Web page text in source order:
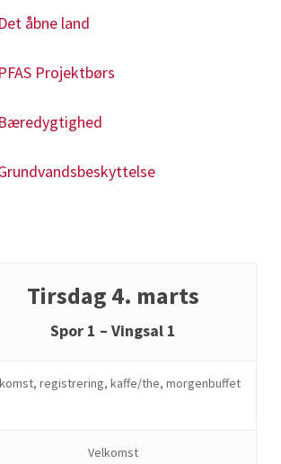
åbne land
Projektbørs
Tirsdag 4. marts
Spor 1 – Vingsal 1
registrering, kaffe/the, morgenbuffet
Velkomst